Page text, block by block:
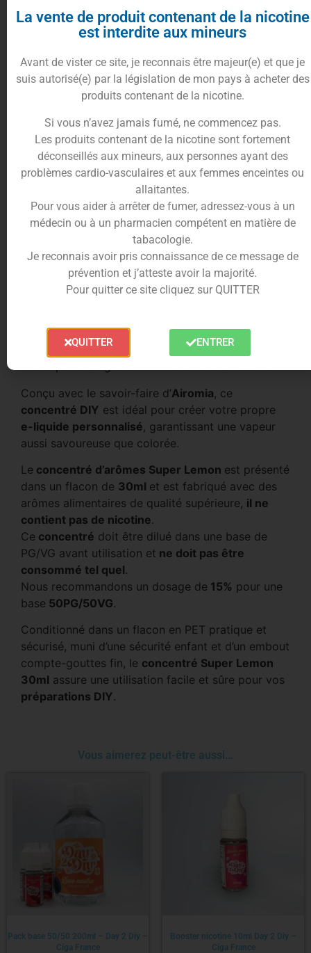
Découvrez l’explosion de saveurs decitronavec
Super Lemon 30ml.
dans un voyage sensoriel où l’acidité vive ducitron
se mêle à la douceur sucrée des bonbons, créant
une symphonie gustative irrésistible.
Pour les amateurs de bonbons à la recherche d’une
expérienceDIYludique et pleine de pep’s, le
concentré Super Lemon 30ml est un véritable
régal pour les papilles.
Sa composition équilibrée en fait un choix parfait
pour une création dee-liquidedélicieusement
acidulée et pleine de vitalité.
Conditionnement du Concentré
Super Lemon 30ml
Plongez-vous dans l’univers énergisant de
concentré Super Lemon 30mlvous offre un goût
authentique de bonbons aux citrons, promettant
Conçu avec le savoir-faire d’Airomia, ce
concentré DIY est idéal pour créer votre propre
e-liquide personnalisé, garantissant une vapeur
aussi savoureuse que colorée.
Le concentré d’arômes Super Lemon est présenté
dans un flacon de 30ml et est fabriqué avec des
arômes alimentaires de qualité supérieure, il ne
contient pas de nicotine.
Ce concentré doit être dilué dans une base de
PG/VG avant utilisation et ne doit pas être
consommé tel quel.
Nous recommandons un dosage de 15% pour une
base 50PG/50VG.
Conditionné dans un flacon en PET pratique et
sécurisé, muni d’une sécurité enfant et d’un embout
compte-gouttes fin, le concentré Super Lemon
30ml assure une utilisation facile et sûre pour vos
préparations DIY.
Vous aimerez peut-être aussi…
Pack base 50/50 200ml – Day 2 Diy –
Ciga France
Booster nicotine 10ml Day 2 Diy –
Ciga France
La vente de produit contenant de la nicotine
est interdite aux mineurs
Avant de vister ce site, je reconnais être majeur(e) et que je
suis autorisé(e) par la législation de mon pays à acheter des
produits contenant de la nicotine.
Si vous n’avez jamais fumé, ne commencez pas.
Les produits contenant de la nicotine sont fortement
déconseillés aux mineurs, aux personnes ayant des
problèmes cardio-vasculaires et aux femmes enceintes ou
allaitantes.
Pour vous aider à arrêter de fumer, adressez-vous à un
médecin ou à un pharmacien compétent en matière de
tabacologie.
Je reconnais avoir pris connaissance de ce message de
prévention et j’atteste avoir la majorité.
Pour quitter ce site cliquez sur QUITTER
QUITTER ENTRER